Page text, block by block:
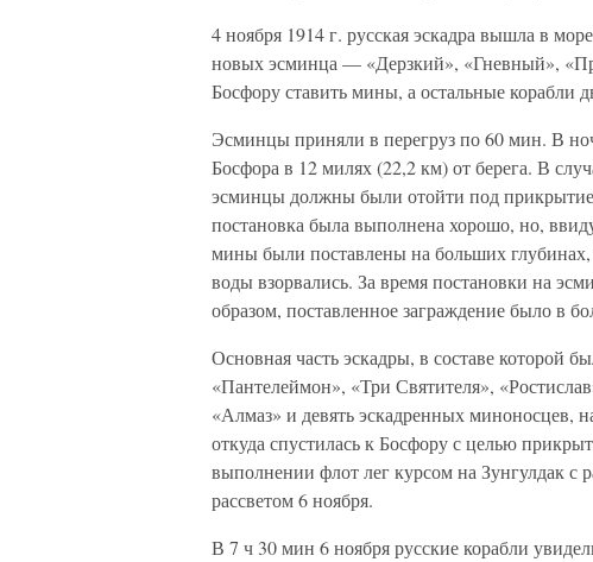
4 ноября 1914 г. русская эскадра вышла в
новых эсминца — «Дерзкий», «Гневный»,
Босфору ставить мины, а остальные корабли
Эсминцы приняли в перегруз по 60 мин. В
Босфора в 12 милях (22,2 км) от берега. В
эсминцы должны были отойти под
постановка была выполнена хорошо, но,
мины были поставлены на больших
воды взорвались. За время постановки на
образом, поставленное заграждение было в
Основная часть эскадры, в составе которой
«Пантелеймон», «Три Святителя»,
«Алмаз» и девять эскадренных миноносцев,
откуда спустилась к Босфору с целью
выполнении флот лег курсом на Зунгулдак с
рассветом 6 ноября.
В 7 ч 30 мин 6 ноября русские корабли